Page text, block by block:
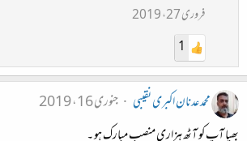
فروری 27، 2019
1
محمد عدنان اکبری نقیبی
جنوری 16، 2019
بھیا آپ کو آٹھ ہزاری منصب مبارک ہو ۔